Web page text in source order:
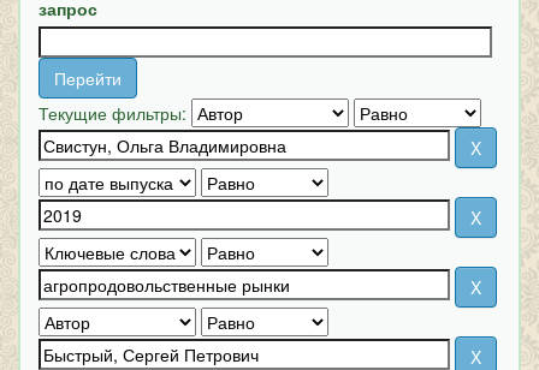
запрос
Текущие фильтры: